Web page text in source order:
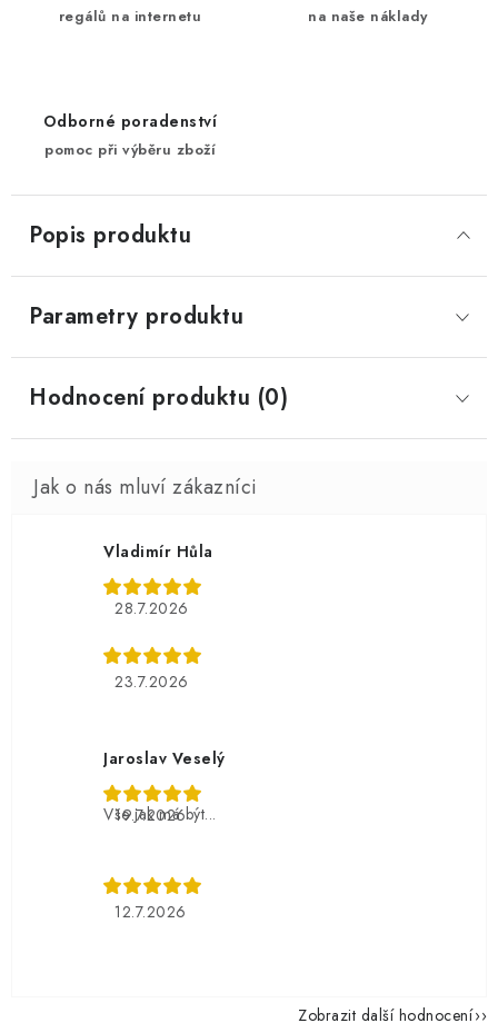
regálů na internetu na naše náklady
Odborné poradenství
pomoc při výběru zboží
Popis produktu
Parametry produktu
Hodnocení produktu (0)
Vladimír Hůla
28.7.2026
23.7.2026
Jaroslav Veselý
19.7.2026
Vše jak má být...
12.7.2026
Zobrazit další hodnocení